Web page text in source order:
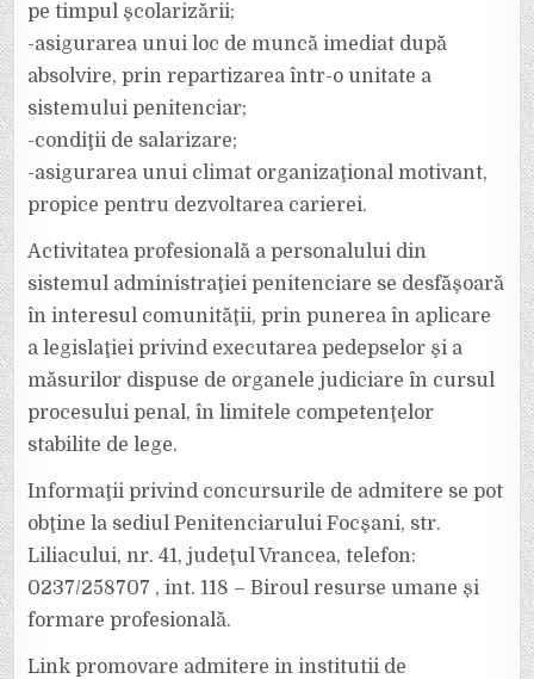
pe timpul şcolarizării;
-asigurarea unui loc de muncă imediat după
absolvire, prin repartizarea într-o unitate a
sistemului penitenciar;
-condiţii de salarizare;
-asigurarea unui climat organizaţional motivant,
propice pentru dezvoltarea carierei.
Activitatea profesională a personalului din
sistemul administraţiei penitenciare se desfăşoară
în interesul comunităţii, prin punerea în aplicare
a legislaţiei privind executarea pedepselor şi a
măsurilor dispuse de organele judiciare în cursul
procesului penal, în limitele competenţelor
stabilite de lege.
Informaţii privind concursurile de admitere se pot
obţine la sediul Penitenciarului Focşani, str.
Liliacului, nr. 41, judeţul Vrancea, telefon:
0237/258707 , int. 118 – Biroul resurse umane și
formare profesională.
Link promovare admitere in institutii de